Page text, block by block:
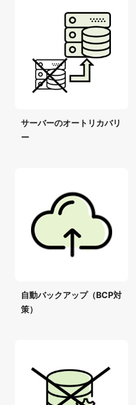
サーバーのオートリカバリ
ー
自動バックアップ（BCP対
策）